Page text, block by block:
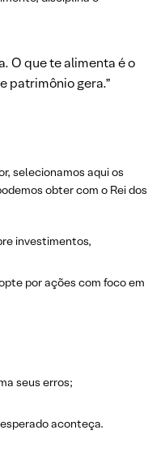
O que te alimenta é o
patrimônio gera.”
selecionamos aqui os
obter com o Rei dos
investimentos,
por ações com foco em
seus erros;
aconteça.